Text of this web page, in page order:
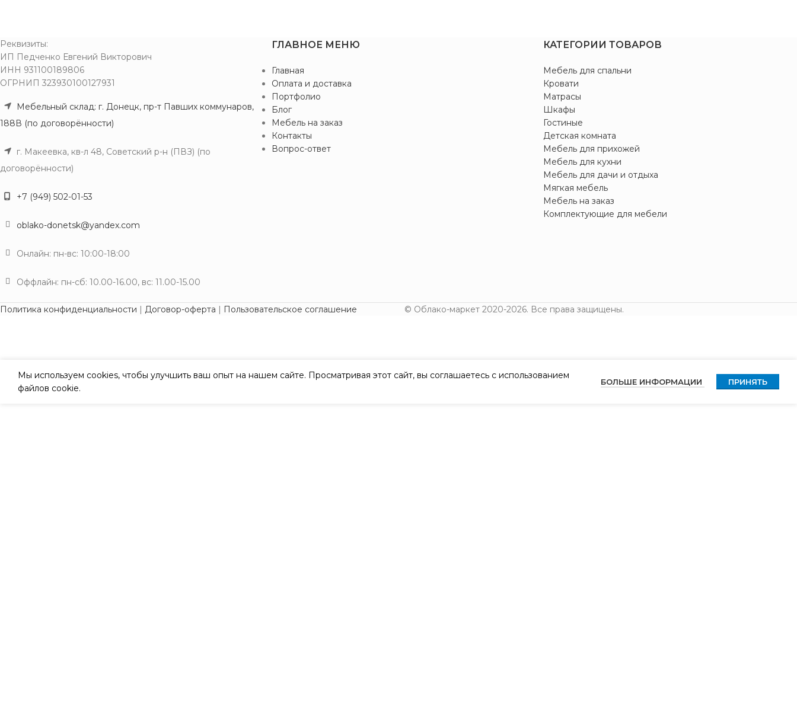
Реквизиты:
ИП Педченко Евгений Викторович
ИНН 931100189806
ОГРНИП 323930100127931
Мебельный склад: г. Донецк, пр-т Павших коммунаров,
188В (по договорённости)
г. Макеевка, кв-л 48, Советский р-н (ПВЗ) (по
договорённости)
+7 (949) 502-01-53
oblako-donetsk@yandex.com
Онлайн: пн-вс: 10:00-18:00
Оффлайн: пн-сб: 10.00-16.00, вс: 11.00-15.00
ГЛАВНОЕ МЕНЮ
Главная
Оплата и доставка
Портфолио
Блог
Мебель на заказ
Контакты
Вопрос-ответ
КАТЕГОРИИ ТОВАРОВ
Мебель для спальни
Кровати
Матрасы
Шкафы
Гостиные
Детская комната
Мебель для прихожей
Мебель для кухни
Мебель для дачи и отдыха
Мягкая мебель
Мебель на заказ
Комплектующие для мебели
Политика конфиденциальности | Договор-оферта | Пользовательское соглашение © Облако-маркет 2020-2026. Все права защищены.
Мы используем cookies, чтобы улучшить ваш опыт на нашем сайте. Просматривая этот сайт, вы соглашаетесь с использованием
файлов cookie.
БОЛЬШЕ ИНФОРМАЦИИ ПРИНЯТЬ